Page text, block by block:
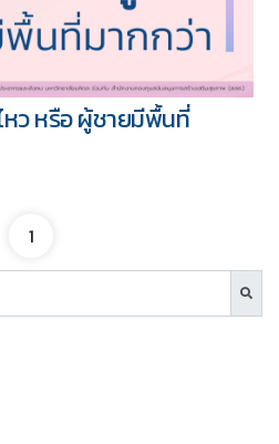
ว หรือ ผู้ชายมีพื้นที่
1